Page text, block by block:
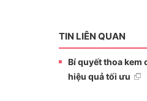
TIN LIÊN QUAN
Bí quyết thoa kem
hiệu quả tối ưu